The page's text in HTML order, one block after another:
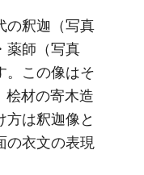
の釈迦（写真
薬師（写真
。この像はそ
桧材の寄木造
方は釈迦像と
の衣文の表現